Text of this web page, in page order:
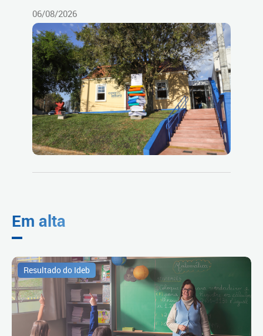
06/08/2026
Em alta
Resultado do Ideb